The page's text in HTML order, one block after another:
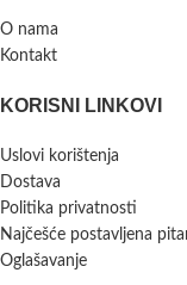
O nama
Kontakt
KORISNI LINKOVI
Uslovi korištenja
Dostava
Politika privatnosti
Najčešće postavljena
Oglašavanje